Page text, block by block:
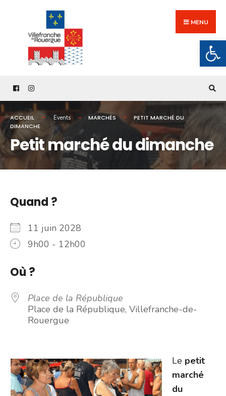
content
MENU
ACCUEIL Events MARCHÉS
PETIT MARCHÉ DU
DIMANCHE
Petit marché du dimanche
Quand ?
11 juin 2028
9h00 - 12h00
Où ?
Place de la République
Place de la République, Villefranche-de-
Rouergue
Le petit
marché
du